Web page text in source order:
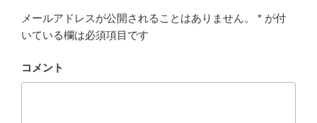
メールアドレスが公開されることはありません。 * が付
いている欄は必須項目です
コメント